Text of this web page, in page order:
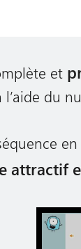
et
l’aide du
attractif